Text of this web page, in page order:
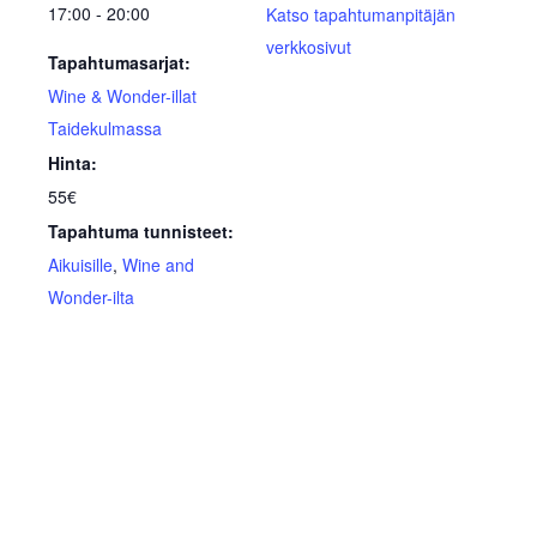
17:00 - 20:00
Tapahtumasarjat:
Wine & Wonder-illat
Taidekulmassa
Hinta:
55€
Tapahtuma tunnisteet:
Aikuisille, Wine and
Wonder-ilta
Katso tapahtumanpitäjän
verkkosivut